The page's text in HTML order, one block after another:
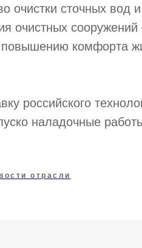
очистки сточных вод
очистных
повышению комфорта
российского
наладочные
отрасли